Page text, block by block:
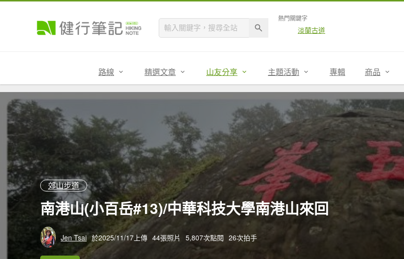
熱門關鍵字
淡蘭古道
路線 精選文章 山友分享 主題活動 專輯 商品
郊山步道
南港山(小百岳#13)/中華科技大學南港山來回
Jen Tsai 於2025/11/17上傳 44張照片 5,807次點閱 26次拍手